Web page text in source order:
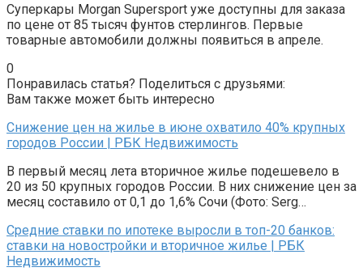
Суперкары Morgan Supersport уже доступны для заказа
по цене от 85 тысяч фунтов стерлингов. Первые
товарные автомобили должны появиться в апреле.
0
Понравилась статья? Поделиться с друзьями:
Вам также может быть интересно
Снижение цен на жилье в июне охватило 40% крупных
городов России | РБК Недвижимость
В первый месяц лета вторичное жилье подешевело в
20 из 50 крупных городов России. В них снижение цен за
месяц составило от 0,1 до 1,6% Сочи (Фото: Serg…
Средние ставки по ипотеке выросли в топ-20 банков:
ставки на новостройки и вторичное жилье | РБК
Недвижимость